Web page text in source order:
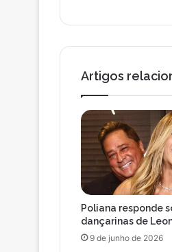
m
e
a
n
c
e
s
d
e
p
a
s
s
a
Artigos
Poliana responde
dançarinas de
9 de junho de 2026